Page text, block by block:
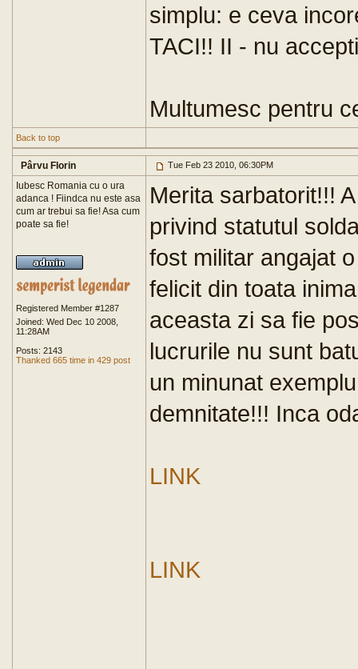
simplu: e ceva
TACI!! II - nu
Multumesc pentru
Back to top
Pârvu Florin Tue Feb 23 2010, 06:30PM
Iubesc Romania cu o ura
adanca ! Fiindca nu este asa
cum ar trebui sa fie! Asa cum
poate sa fie!
Registered Member #1287
Joined: Wed Dec 10 2008,
11:28AM
Posts: 2143
Thanked 665 time in 429 post
Merita sarbatorit!!!
privind statutul
fost militar angajat
felicit din toata
aceasta zi sa fie
lucrurile nu sunt
un minunat
demnitate!!! Inca
LINK
LINK